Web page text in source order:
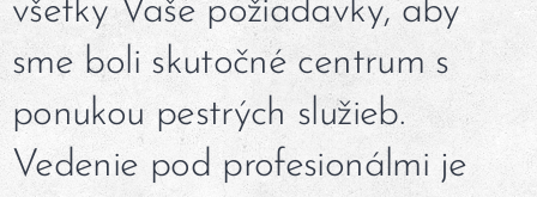
všetky Vaše požiadavky, aby
sme boli skutočné centrum s
ponukou pestrých služieb.
Vedenie pod profesionálmi je